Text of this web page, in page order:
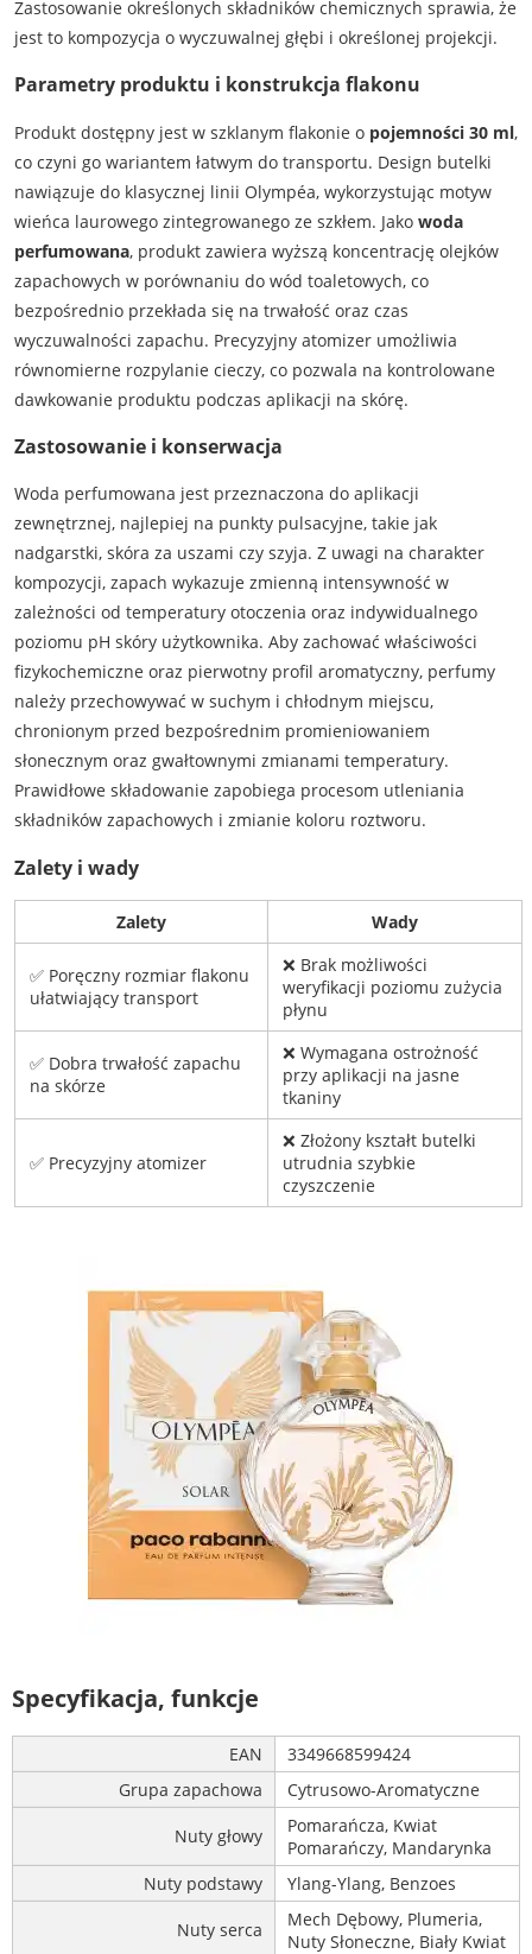
Zastosowanie określonych składników chemicznych sprawia, że
jest to kompozycja o wyczuwalnej głębi i określonej projekcji.
Parametry produktu i konstrukcja flakonu
Produkt dostępny jest w szklanym flakonie o pojemności 30 ml,
co czyni go wariantem łatwym do transportu. Design butelki
nawiązuje do klasycznej linii Olympéa, wykorzystując motyw
wieńca laurowego zintegrowanego ze szkłem. Jako woda
perfumowana, produkt zawiera wyższą koncentrację olejków
zapachowych w porównaniu do wód toaletowych, co
bezpośrednio przekłada się na trwałość oraz czas
wyczuwalności zapachu. Precyzyjny atomizer umożliwia
równomierne rozpylanie cieczy, co pozwala na kontrolowane
dawkowanie produktu podczas aplikacji na skórę.
Zastosowanie i konserwacja
Woda perfumowana jest przeznaczona do aplikacji
zewnętrznej, najlepiej na punkty pulsacyjne, takie jak
nadgarstki, skóra za uszami czy szyja. Z uwagi na charakter
kompozycji, zapach wykazuje zmienną intensywność w
zależności od temperatury otoczenia oraz indywidualnego
poziomu pH skóry użytkownika. Aby zachować właściwości
fizykochemiczne oraz pierwotny profil aromatyczny, perfumy
należy przechowywać w suchym i chłodnym miejscu,
chronionym przed bezpośrednim promieniowaniem
słonecznym oraz gwałtownymi zmianami temperatury.
Prawidłowe składowanie zapobiega procesom utleniania
składników zapachowych i zmianie koloru roztworu.
Zalety i wady
Zalety Wady
✅ Poręczny rozmiar flakonu
ułatwiający transport
❌ Brak możliwości
weryfikacji poziomu zużycia
płynu
✅ Dobra trwałość zapachu
na skórze
❌ Wymagana ostrożność
przy aplikacji na jasne
tkaniny
✅ Precyzyjny atomizer
❌ Złożony kształt butelki
utrudnia szybkie
czyszczenie
Specyfikacja, funkcje
EAN
3349668599424
Grupa zapachowa
Cytrusowo-Aromatyczne
Nuty głowy
Pomarańcza, Kwiat
Pomarańczy, Mandarynka
Nuty podstawy
Ylang-Ylang, Benzoes
Nuty serca
Mech Dębowy, Plumeria,
Nuty Słoneczne, Biały Kwiat